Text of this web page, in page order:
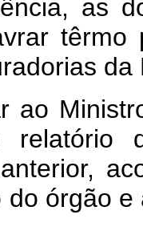
as
ao
órgão